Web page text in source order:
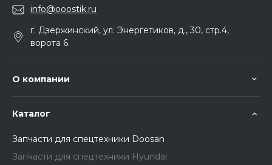
info@ooostik.ru
г. Дзержинский, ул. Энергетиков, д., 30, стр.4,
ворота 6.
О компании
Каталог
Запчасти для спецтехники Doosan
Запчасти для спецтехники Hyundai